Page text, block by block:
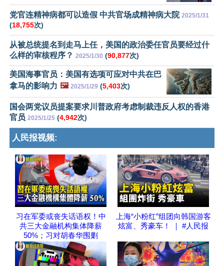
党官连精神病都可以造假 中共官场成精神病大院 2025/1/31
(18,755次)
从被总统提名到走马上任，美国的政治委任官员要经过什
么样的审核程序？ 2025/1/30 (90,877次)
美国海事官员：美国有选项可应对中共在巴
拿马的影响力 🖼️ 2025/1/29 (5,403次)
国会两党议员提案要求川普政府考虑制裁违反人权的香港
官员 2025/1/25 (4,942次)
人民报视频:
习在军委或丧失话语权！中
共三大金融机构集体降薪
50%；习对胡春华围剿
上海“小粉红”组团向韩国游客
炫富、秀豪车！ ｜ #人民报